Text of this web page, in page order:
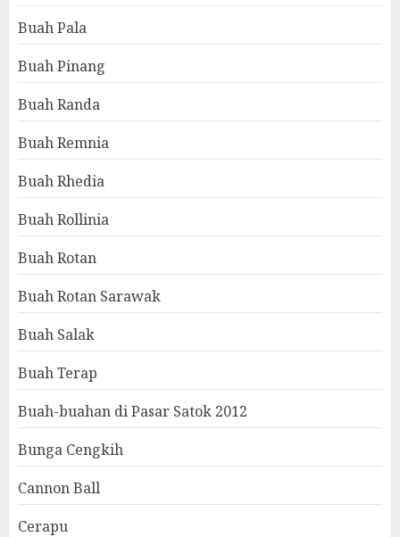
Buah Pala
Buah Pinang
Buah Randa
Buah Remnia
Buah Rhedia
Buah Rollinia
Buah Rotan
Buah Rotan Sarawak
Buah Salak
Buah Terap
Buah-buahan di Pasar Satok 2012
Bunga Cengkih
Cannon Ball
Cerapu